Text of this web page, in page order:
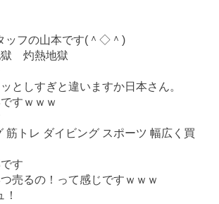
ッフの山本です(＾◇＾)
灼熱地獄
としすぎと違いますか日本さん。
すｗｗｗ
筋トレ ダイビング スポーツ 幅広く買
す
売るの！って感じですｗｗｗ